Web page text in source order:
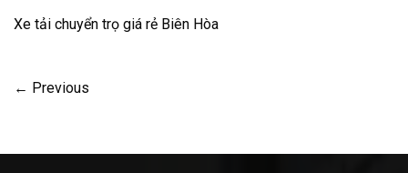
Xe tải chuyển trọ giá rẻ Biên Hòa
← Previous